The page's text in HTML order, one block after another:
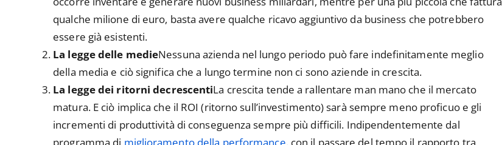
qualche milione di euro, basta avere qualche ricavo aggiuntivo da business che potrebbero
essere già esistenti.
La legge delle medieNessuna azienda nel lungo periodo può fare indefinitamente meglio
della media e ciò significa che a lungo termine non ci sono aziende in crescita.
La legge dei ritorni decrescentiLa crescita tende a rallentare man mano che il mercato
matura. E ciò implica che il ROI (ritorno sull’investimento) sarà sempre meno proficuo e gli
incrementi di produttività di conseguenza sempre più difficili. Indipendentemente dal